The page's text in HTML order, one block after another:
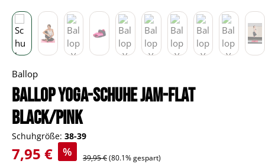
Ballop
BALLOP Yoga-Schuhe Jam-Flat
black/pink
Schuhgröße: 38-39
Verkaufspreis:
7,95 € % Regulärer Preis:
39,95 €(80.1% gespart)